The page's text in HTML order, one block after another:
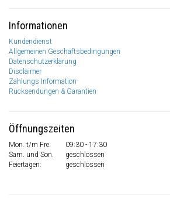
Informationen
Kundendienst
Allgemeinen Geschäftsbedingungen
Datenschutzerklärung
Disclaimer
Zahlungs Information
Rücksendungen & Garantien
Öffnungszeiten
Mon. t/m Fre.
09:30 - 17:30
Sam. und Son.
geschlossen
Feiertagen:
geschlossen